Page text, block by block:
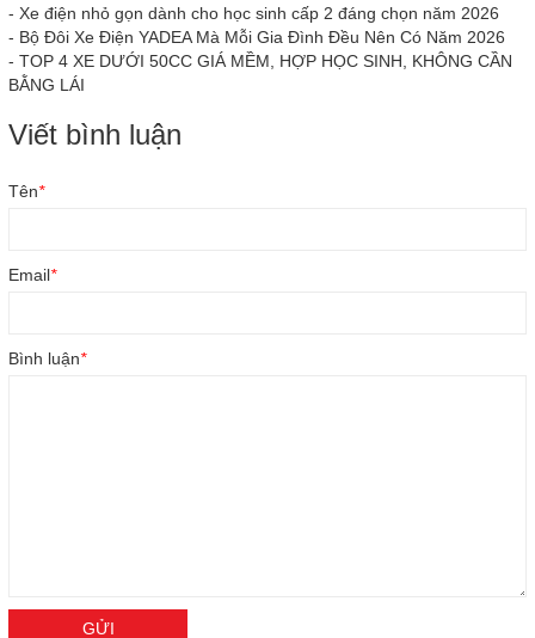
- Xe điện nhỏ gọn dành cho học sinh cấp 2 đáng chọn năm 2026
- Bộ Đôi Xe Điện YADEA Mà Mỗi Gia Đình Đều Nên Có Năm 2026
- TOP 4 XE DƯỚI 50CC GIÁ MỀM, HỢP HỌC SINH, KHÔNG CẦN
BẰNG LÁI
Viết bình luận
Tên*
Email*
Bình luận*
GỬI